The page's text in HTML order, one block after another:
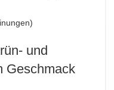
und
Geschmack